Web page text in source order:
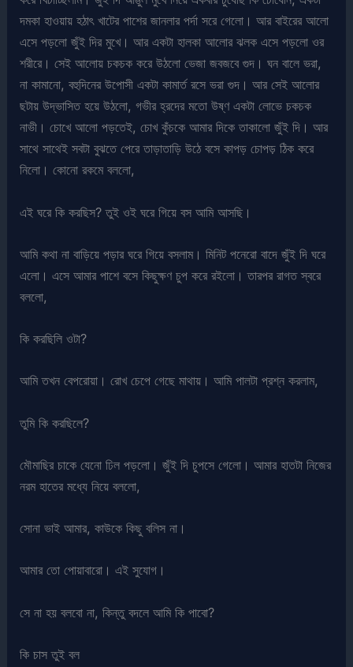
দমকা হাওয়ায় হঠাৎ খাটের পাশের জানলার পর্দা সরে গেলো। আর বাইরের আলো
এসে পড়লো জুঁই দির মুখে। আর একটা হালকা আলোর ঝলক এসে পড়লো ওর
শরীরে। সেই আলোয় চকচক করে উঠলো ভেজা জবজবে গুদ। ঘন বালে ভরা,
না কামানো, বহুদিনের উপোসী একটা কামার্ত রসে ভরা গুদ। আর সেই আলোর
ছটায় উদ্ভাসিত হয়ে উঠলো, গভীর হ্রদের মতো উষ্ণ একটা লোভে চকচক
নাভী। চোখে আলো পড়তেই, চোখ কুঁচকে আমার দিকে তাকালো জুঁই দি। আর
সাথে সাথেই সবটা বুঝতে পেরে তাড়াতাড়ি উঠে বসে কাপড় চোপড় ঠিক করে
নিলো। কোনো রকমে বললো,
এই ঘরে কি করছিস? তুই ওই ঘরে গিয়ে বস আমি আসছি।
আমি কথা না বাড়িয়ে পড়ার ঘরে গিয়ে বসলাম। মিনিট পনেরো বাদে জুঁই দি ঘরে
এলো। এসে আমার পাশে বসে কিছুক্ষণ চুপ করে রইলো। তারপর রাগত স্বরে
বললো,
কি করছিলি ওটা?
আমি তখন বেপরোয়া। রোখ চেপে গেছে মাথায়। আমি পালটা প্রশ্ন করলাম,
তুমি কি করছিলে?
মৌমাছির চাকে যেনো ঢিল পড়লো। জুঁই দি চুপসে গেলো। আমার হাতটা নিজের
নরম হাতের মধ্যে নিয়ে বললো,
সোনা ভাই আমার, কাউকে কিছু বলিস না।
আমার তো পোয়াবারো। এই সুযোগ।
সে না হয় বলবো না, কিন্তু বদলে আমি কি পাবো?
কি চাস তুই বল